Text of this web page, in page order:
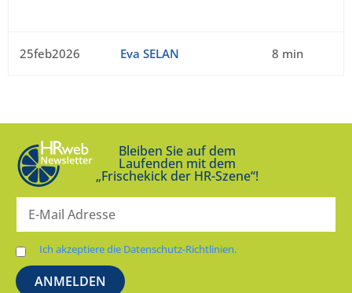
25feb2026 Eva SELAN 8 min
Bleiben Sie auf dem
Laufenden mit dem
„Frischekick der HR-Szene“!
Ich akzeptiere die Datenschutz-Richtlinien.